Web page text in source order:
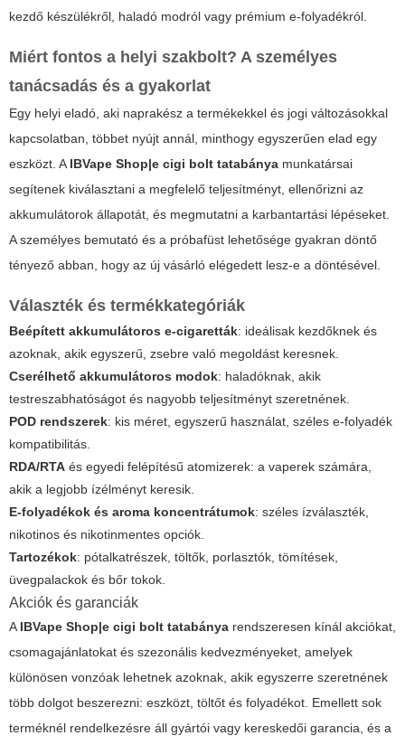
kezdő készülékről, haladó modról vagy prémium e-folyadékról.
Miért fontos a helyi szakbolt? A személyes
tanácsadás és a gyakorlat
Egy helyi eladó, aki naprakész a termékekkel és jogi változásokkal
kapcsolatban, többet nyújt annál, minthogy egyszerűen elad egy
eszközt. AIBVape Shop|e cigi bolt tatabánya munkatársai
segítenek kiválasztani a megfelelő teljesítményt, ellenőrizni az
akkumulátorok állapotát, és megmutatni a karbantartási lépéseket.
A személyes bemutató és a próbafüst lehetősége gyakran döntő
tényező abban, hogy az új vásárló elégedett lesz-e a döntésével.
Választék és termékkategóriák
Beépített akkumulátoros e-cigaretták: ideálisak kezdőknek és
azoknak, akik egyszerű, zsebre való megoldást keresnek.
Cserélhető akkumulátoros modok: haladóknak, akik
testreszabhatóságot és nagyobb teljesítményt szeretnének.
POD rendszerek: kis méret, egyszerű használat, széles e-folyadék
kompatibilitás.
RDA/RTA és egyedi felépítésű atomizerek: a vaperek számára,
akik a legjobb ízélményt keresik.
E-folyadékok és aroma koncentrátumok: széles ízválaszték,
nikotinos és nikotinmentes opciók.
Tartozékok: pótalkatrészek, töltők, porlasztók, tömítések,
üvegpalackok és bőr tokok.
Akciók és garanciák
AIBVape Shop|e cigi bolt tatabánya rendszeresen kínál akciókat,
csomagajánlatokat és szezonális kedvezményeket, amelyek
különösen vonzóak lehetnek azoknak, akik egyszerre szeretnének
több dolgot beszerezni: eszközt, töltőt és folyadékot. Emellett sok
terméknél rendelkezésre áll gyártói vagy kereskedői garancia, és a